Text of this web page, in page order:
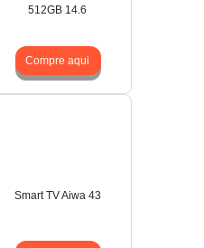
512GB 14.6
Compre aqui
Smart TV Aiwa 43